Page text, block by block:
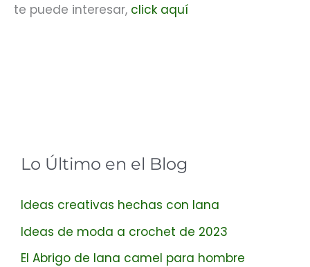
te puede interesar, click aquí
Lo Último en el Blog
Ideas creativas hechas con lana
Ideas de moda a crochet de 2023
El Abrigo de lana camel para hombre